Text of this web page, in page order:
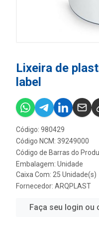
Lixeira de
label
Código: 980429
Código NCM: 39249000
Código de Barras do
Embalagem: Unidade
Caixa Com: 25 Unidade(s)
Fornecedor: ARQPLAST
Faça seu login ou